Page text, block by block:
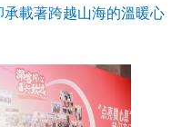
載著跨越山海的溫暖心